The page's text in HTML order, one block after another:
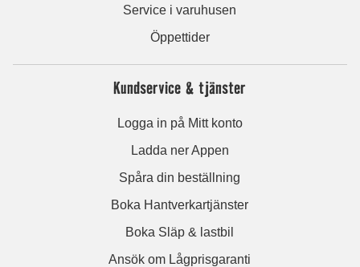
Service i varuhusen
Öppettider
Kundservice & tjänster
Logga in på Mitt konto
Ladda ner Appen
Spåra din beställning
Boka Hantverkartjänster
Boka Släp & lastbil
Ansök om Lågprisgaranti